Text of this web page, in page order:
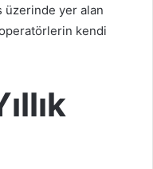
üzerinde yer alan
kendi